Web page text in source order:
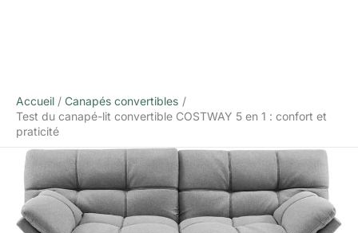
Accueil
Canapés convertibles
Test du canapé-lit convertible COSTWAY 5 en 1 : confort et
praticité